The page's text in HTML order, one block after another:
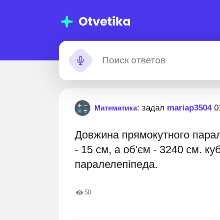
Математика: задал mariap3504
Довжина прямокутного
- 15 см, а об'єм - 3240 см.
паралелепіпеда.
50
Помощь с
заданиями
11 000 000+ пошаговых ответов